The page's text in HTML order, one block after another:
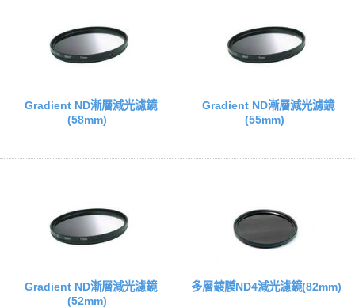
Gradient ND漸層減光濾鏡
(58mm)
Gradient ND漸層減光濾鏡
(55mm)
Gradient ND漸層減光濾鏡
(52mm)
多層鍍膜ND4減光濾鏡(82mm)